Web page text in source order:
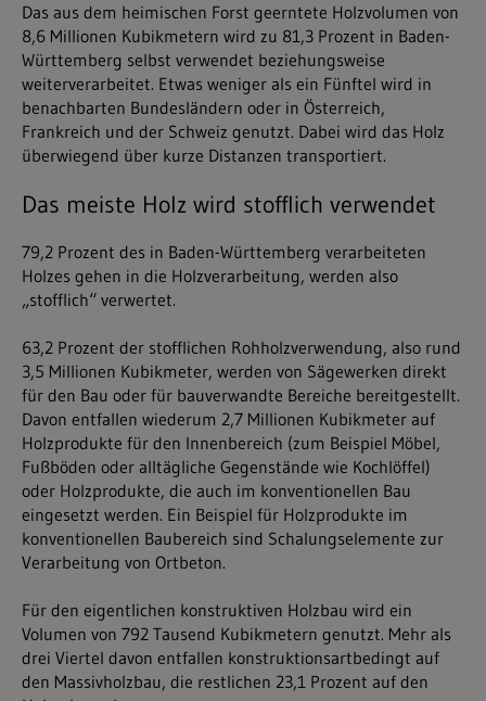
Das aus dem heimischen Forst geerntete Holzvolumen von
8,6 Millionen Kubikmetern wird zu 81,3 Prozent in Baden-
Württemberg selbst verwendet beziehungsweise
weiterverarbeitet. Etwas weniger als ein Fünftel wird in
benachbarten Bundesländern oder in Österreich,
Frankreich und der Schweiz genutzt. Dabei wird das Holz
überwiegend über kurze Distanzen transportiert.
Das meiste Holz wird stofflich verwendet
79,2 Prozent des in Baden-Württemberg verarbeiteten
Holzes gehen in die Holzverarbeitung, werden also
„stofflich“ verwertet.
63,2 Prozent der stofflichen Rohholzverwendung, also rund
3,5 Millionen Kubikmeter, werden von Sägewerken direkt
für den Bau oder für bauverwandte Bereiche bereitgestellt.
Davon entfallen wiederum 2,7 Millionen Kubikmeter auf
Holzprodukte für den Innenbereich (zum Beispiel Möbel,
Fußböden oder alltägliche Gegenstände wie Kochlöffel)
oder Holzprodukte, die auch im konventionellen Bau
eingesetzt werden. Ein Beispiel für Holzprodukte im
konventionellen Baubereich sind Schalungselemente zur
Verarbeitung von Ortbeton.
Für den eigentlichen konstruktiven Holzbau wird ein
Volumen von 792 Tausend Kubikmetern genutzt. Mehr als
drei Viertel davon entfallen konstruktionsartbedingt auf
den Massivholzbau, die restlichen 23,1 Prozent auf den